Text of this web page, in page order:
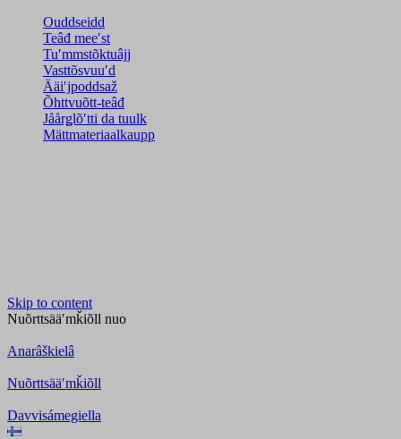
Ouddseidd
Teâđ meeʹst
Tuʹmmstõktuâjj
Vasttõsvuuʹd
Ääiʹjpoddsaž
Õhttvuõtt-teâđ
Jåårǥlõʹtti da tuulk
Mättmateriaalkaupp
Skip to content
Nuõrttsääʹmǩiõll nuo
Anarâškielâ
Nuõrttsääʹmǩiõll
Davvisámegiella